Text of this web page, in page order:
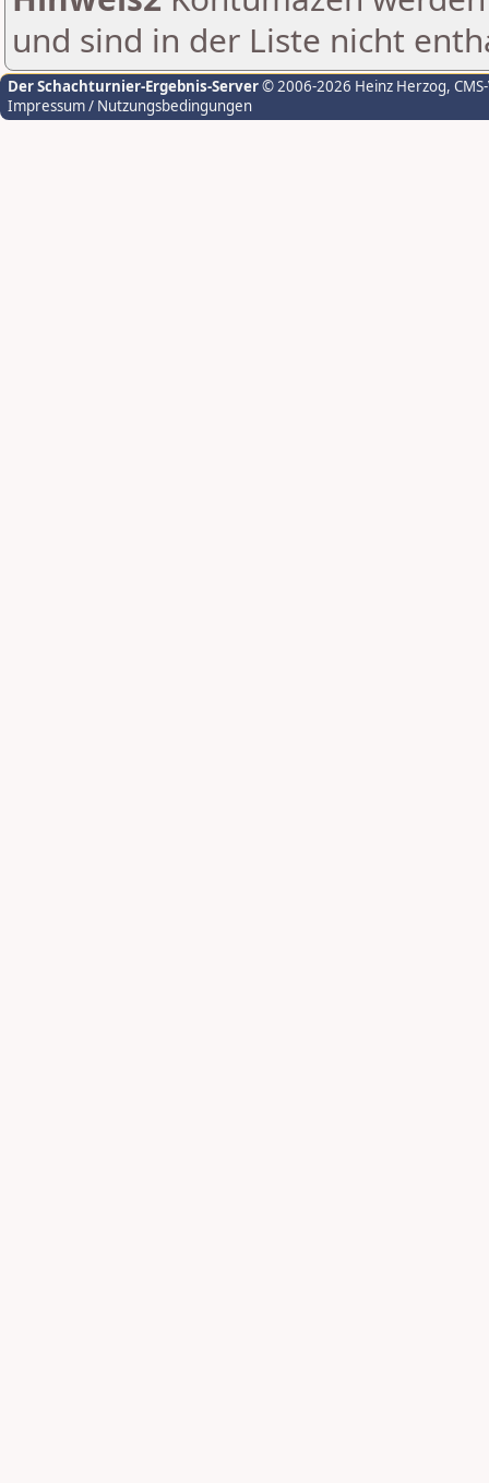
und sind in der Liste nicht
Der Schachturnier-Ergebnis-Server© 2006-2026 Heinz Herzog,
Impressum / Nutzungsbedingungen